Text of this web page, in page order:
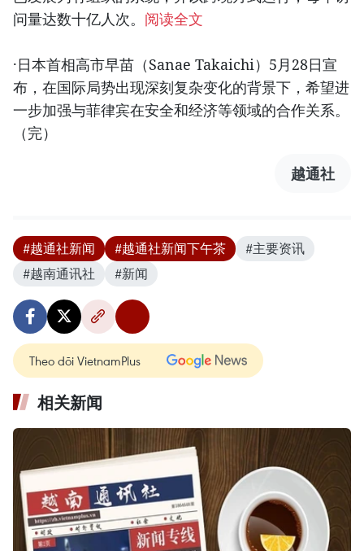
问量达数十亿人次。 阅读全文
·日本首相高市早苗（Sanae Takaichi）5月28日宣
布，在国际局势出现深刻复杂变化的背景下，希望进
一步加强与菲律宾在安全和经济等领域的合作关系。
（完）
越通社
#越通社新闻 #越通社新闻下午茶
#主要资讯
#越南通讯社
#新闻
Theo dõi VietnamPlus
相关新闻